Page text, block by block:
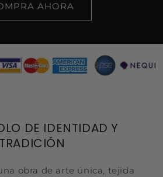
AHORA
DE IDENTIDAD Y
TRADICIÓN
obra de arte única, tejida